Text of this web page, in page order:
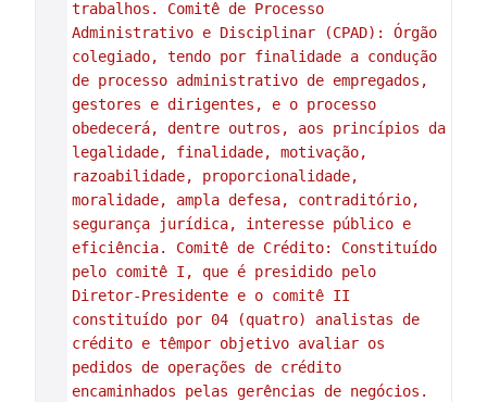
trabalhos. Comitê de Processo
Administrativo e Disciplinar (CPAD): Órgão
colegiado, tendo por finalidade a condução
de processo administrativo de empregados,
gestores e dirigentes, e o processo
obedecerá, dentre outros, aos princípios da
legalidade, finalidade, motivação,
razoabilidade, proporcionalidade,
moralidade, ampla defesa, contraditório,
segurança jurídica, interesse público e
eficiência. Comitê de Crédito: Constituído
pelo comitê I, que é presidido pelo
Diretor-Presidente e o comitê II
constituído por 04 (quatro) analistas de
crédito e têmpor objetivo avaliar os
pedidos de operações de crédito
encaminhados pelas gerências de negócios.